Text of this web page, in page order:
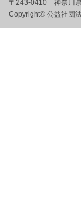
〒243-0410 神奈川
Copyright© 公益社団